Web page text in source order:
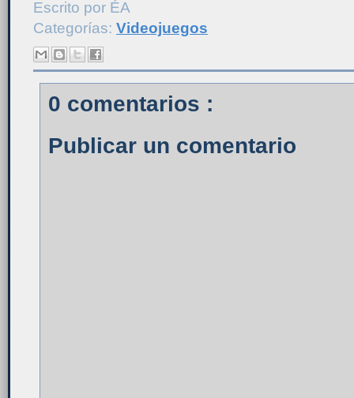
Escrito por ÉA
Categorías: Videojuegos
0 comentarios :
Publicar un comentario